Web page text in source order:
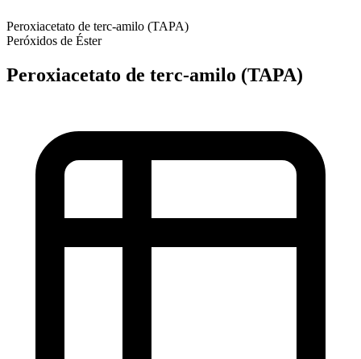
Peroxiacetato de terc-amilo (TAPA)
Peróxidos de Éster
Peroxiacetato de terc-amilo (TAPA)